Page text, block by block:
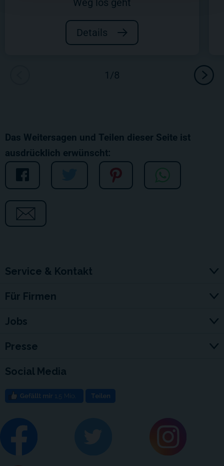
Weg los geht
Details
Das Weitersagen und Teilen dieser Seite ist
ausdrücklich erwünscht:
Service & Kontakt
Für Firmen
Jobs
Presse
Social Media